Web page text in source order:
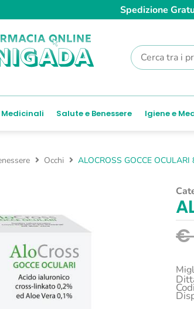
Spedizione
Medicinali Salute e Benessere Igiene e
Occhi ALOCROSS GOCCE OCULARI
€